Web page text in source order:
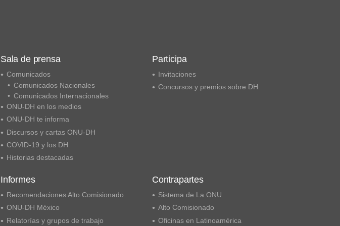
Sala de prensa
Comunicados
Comunicados Nacionales
Comunicados Internacionales
ONU-DH en los medios
ONU-DH te informa
Discursos y cartas ONU-DH
COVID-19 y los DH
Historias destacadas
Participa
Invitaciones
Concursos y premios sobre DH
Informes
Recomendaciones Alto Comisionado
ONU-DH México
Relatorías y grupos de trabajo
Contrapartes
Sistema de La ONU
Alto Comisionado
Oficinas en Latinoamérica